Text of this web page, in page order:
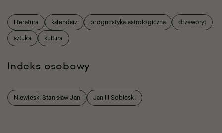
literatura kalendarz prognostyka astrologiczna
drzeworyt
sztuka
kultura
Indeks osobowy
Niewieski Stanisław Jan Jan III Sobieski